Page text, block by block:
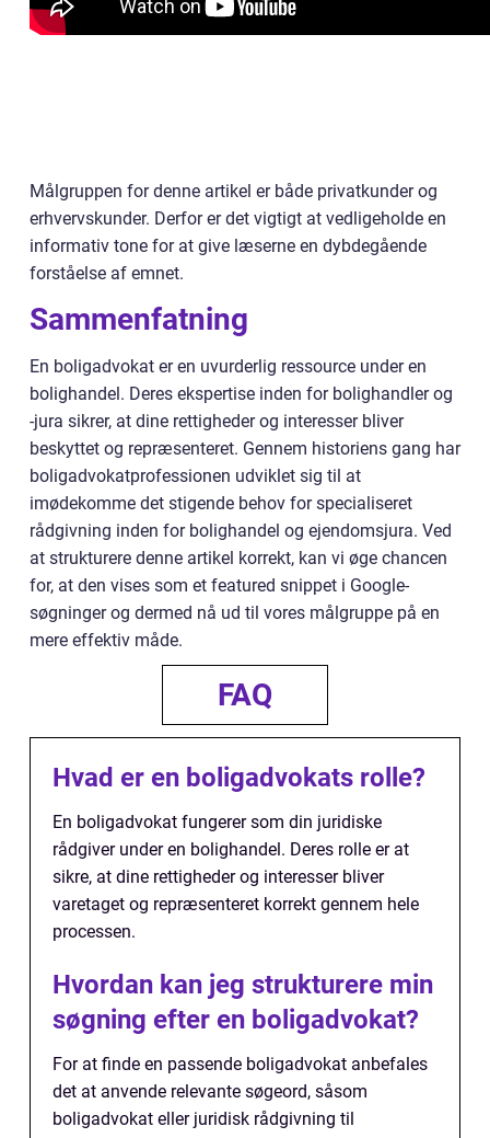
Målgruppen for denne artikel er både privatkunder og
erhvervskunder. Derfor er det vigtigt at vedligeholde en
informativ tone for at give læserne en dybdegående
forståelse af emnet.
Sammenfatning
En boligadvokat er en uvurderlig ressource under en
bolighandel. Deres ekspertise inden for bolighandler og
-jura sikrer, at dine rettigheder og interesser bliver
beskyttet og repræsenteret. Gennem historiens gang har
boligadvokatprofessionen udviklet sig til at
imødekomme det stigende behov for specialiseret
rådgivning inden for bolighandel og ejendomsjura. Ved
at strukturere denne artikel korrekt, kan vi øge chancen
for, at den vises som et featured snippet i Google-
søgninger og dermed nå ud til vores målgruppe på en
mere effektiv måde.
FAQ
Hvad er en boligadvokats rolle?
En boligadvokat fungerer som din juridiske
rådgiver under en bolighandel. Deres rolle er at
sikre, at dine rettigheder og interesser bliver
varetaget og repræsenteret korrekt gennem hele
processen.
Hvordan kan jeg strukturere min
søgning efter en boligadvokat?
For at finde en passende boligadvokat anbefales
det at anvende relevante søgeord, såsom
boligadvokat eller juridisk rådgivning til